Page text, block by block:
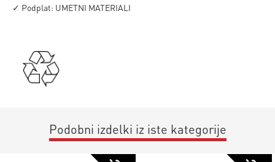
✓ Podplat: UMETNI MATERIALI
Podobni izdelki iz iste kategorije